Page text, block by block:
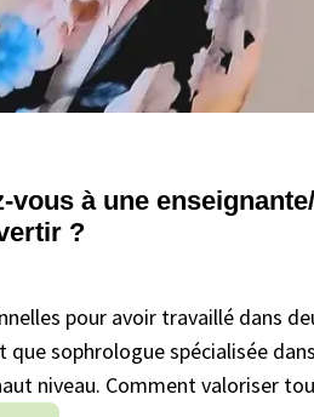
à une
?
pour avoir travaillé dans
sophrologue spécialisée
niveau. Comment valoriser